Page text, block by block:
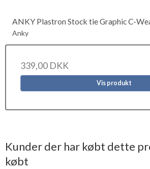
ANKY Plastron Stock tie Graphic C-
Anky
339,00 DKK
Vis produkt
Kunder der har købt dette
købt